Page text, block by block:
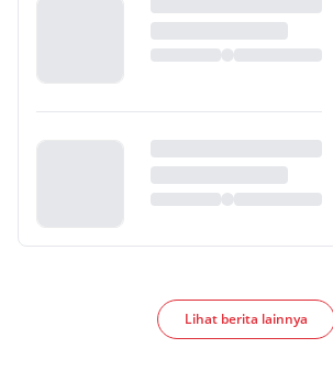
Lihat berita lainnya